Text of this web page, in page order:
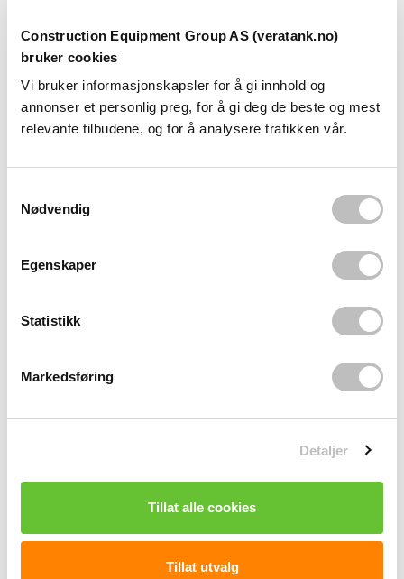
Construction Equipment Group AS (veratank.no)
bruker cookies
Vi bruker informasjonskapsler for å gi innhold og
annonser et personlig preg, for å gi deg de beste og mest
relevante tilbudene, og for å analysere trafikken vår.
Nødvendig
Egenskaper
Statistikk
Markedsføring
Detaljer
Tillat alle cookies
Tillat utvalg
VERA PE-plasttank 5000L
Diesel Cube56 Dbl.
En solid og kompakt dieseltank produsert i PE plast.
Konstruert med dobbelvegg og oppsamling som beskyttelse
57.000